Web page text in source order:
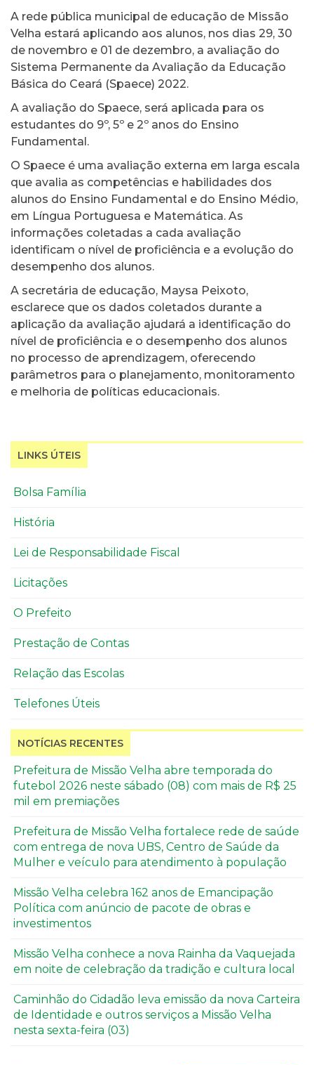
A rede pública municipal de educação de Missão
Velha estará aplicando aos alunos, nos dias 29, 30
de novembro e 01 de dezembro, a avaliação do
Sistema Permanente da Avaliação da Educação
Básica do Ceará (Spaece) 2022.
A avaliação do Spaece, será aplicada para os
estudantes do 9º, 5º e 2º anos do Ensino
Fundamental.
O Spaece é uma avaliação externa em larga escala
que avalia as competências e habilidades dos
alunos do Ensino Fundamental e do Ensino Médio,
em Língua Portuguesa e Matemática. As
informações coletadas a cada avaliação
identificam o nível de proficiência e a evolução do
desempenho dos alunos.
A secretária de educação, Maysa Peixoto,
esclarece que os dados coletados durante a
aplicação da avaliação ajudará a identificação do
nível de proficiência e o desempenho dos alunos
no processo de aprendizagem, oferecendo
parâmetros para o planejamento, monitoramento
e melhoria de políticas educacionais.
LINKS ÚTEIS
Bolsa Família
História
Lei de Responsabilidade Fiscal
Licitações
O Prefeito
Prestação de Contas
Relação das Escolas
Telefones Úteis
NOTÍCIAS RECENTES
Prefeitura de Missão Velha abre temporada do
futebol 2026 neste sábado (08) com mais de R$ 25
mil em premiações
Prefeitura de Missão Velha fortalece rede de saúde
com entrega de nova UBS, Centro de Saúde da
Mulher e veículo para atendimento à população
Missão Velha celebra 162 anos de Emancipação
Política com anúncio de pacote de obras e
investimentos
Missão Velha conhece a nova Rainha da Vaquejada
em noite de celebração da tradição e cultura local
Caminhão do Cidadão leva emissão da nova Carteira
de Identidade e outros serviços a Missão Velha
nesta sexta-feira (03)